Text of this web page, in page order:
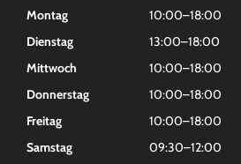
Montag
10:00–18:00
Dienstag
13:00–18:00
Mittwoch
10:00–18:00
Donnerstag
10:00–18:00
Freitag
10:00–18:00
Samstag
09:30–12:00